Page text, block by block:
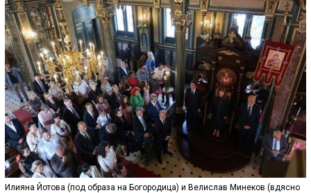
Илияна Йотова (под образа на Богородица) и Велислав Минеков (вдясно